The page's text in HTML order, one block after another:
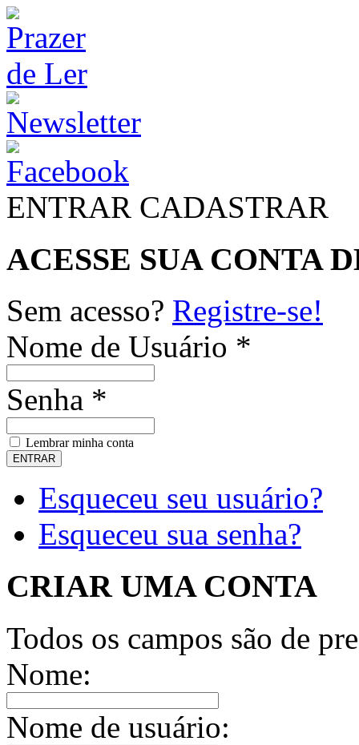
ENTRAR CADASTRAR
ACESSE SUA CONTA
Sem acesso? Registre-se!
Nome de Usuário *
Senha *
Lembrar minha conta
Esqueceu seu usuário?
Esqueceu sua senha?
CRIAR UMA CONTA
Todos os campos são de
Nome:
Nome de usuário: